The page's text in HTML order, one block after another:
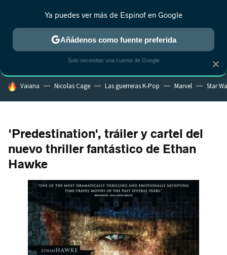
MENÚ NUEVO
ESTRENOS REALITY ANIME RANKINGS CINE
HOY SE HABLA DE
Vaiana Nicolas Cage Las guerreras K-Pop Marvel Star
'Predestination', tráiler y cartel del
nuevo thriller fantástico de Ethan
Hawke
×
Ya puedes ver más de Espinof en Google
Añádenos como fuente preferida
Solo necesitas una cuenta de Google